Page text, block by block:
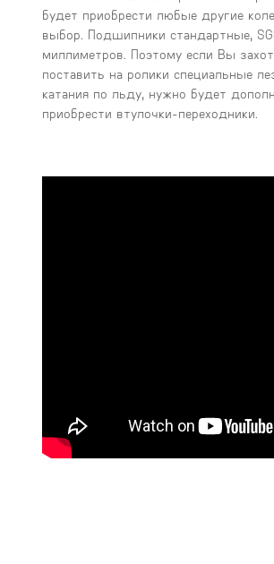
будет приобрести любые другие
выбор. Подшипники стандартные,
миллиметров. Поэтому если Вы
поставить на ролики специальные
катания по льду, нужно будет
приобрести втулочки-переходники.